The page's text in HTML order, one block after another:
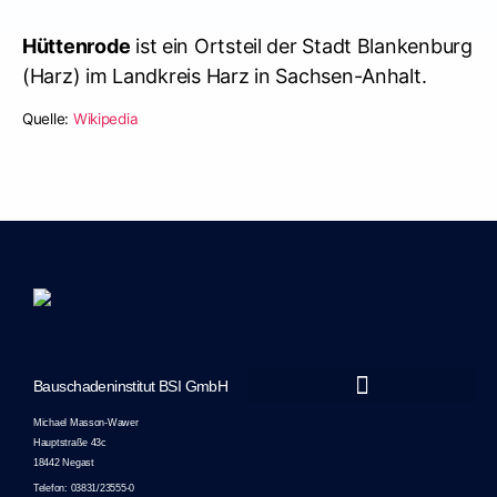
Hüttenrode ist ein Ortsteil der Stadt Blankenburg
(Harz) im Landkreis Harz in Sachsen-Anhalt.
Quelle: Wikipedia
Bauschadeninstitut BSI GmbH
Michael Masson-Wawer
Hauptstraße 43c
18442 Negast
Telefon: 03831/23555-0